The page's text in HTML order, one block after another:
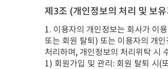
제3조 (개인정보의 처리 및 보
1. 이용자의 개인정보는 회사가 이
또는 회원 탈퇴) 또는 이용자의 개
처리하며, 개인정보의 처리위탁 시
1) 회원가입 및 관리: 회원 탈퇴 시(